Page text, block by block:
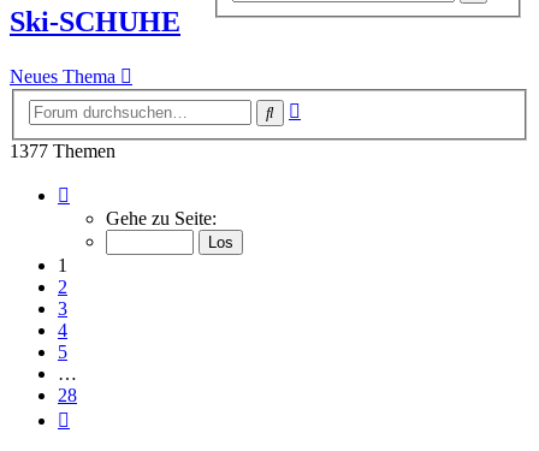
Ski-SCHUHE
Neues Thema
Suche
1377 Themen
von
Gehe zu Seite:
1
2
3
4
5
…
28